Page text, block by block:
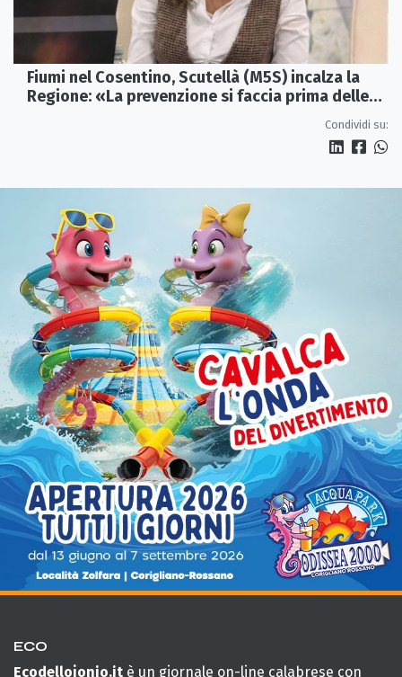
Fiumi nel Cosentino, Scutellà (M5S) incalza la
Regione: «La prevenzione si faccia prima delle
Condividi su:
ECO
Ecodellojonio.it è un giornale on-line calabrese con